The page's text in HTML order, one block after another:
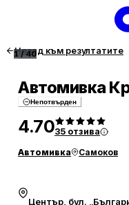
Назад към резултатите
1/40
Автомивка
Непотвърден
4.7035 отзива
Автомивка
Самоков
Център, бул.